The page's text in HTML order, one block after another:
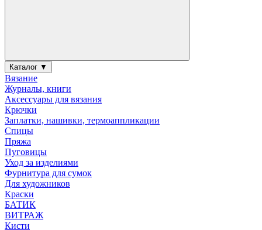
Каталог ▼
Вязание
Журналы, книги
Аксессуары для вязания
Крючки
Заплатки, нашивки, термоаппликации
Спицы
Пряжа
Пуговицы
Уход за изделиями
Фурнитура для сумок
Для художников
Краски
БАТИК
ВИТРАЖ
Кисти